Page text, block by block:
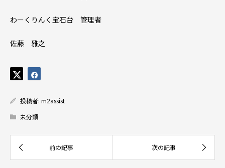
わーくりんく宝石台 管理者
佐藤 雅之
投稿者: m2assist
未分類